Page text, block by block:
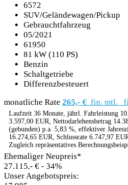
6572
SUV/Geländewagen/Pickup
Gebrauchtfahrzeug
05/2021
61950
81 kW (110 PS)
Benzin
Schaltgetriebe
Differenzbesteuert
monatliche Rate 265,- € fin. mtl.
Laufzeit 36 Monate, jährl. Fahrleistung
3.597,00 EUR, Nettodarlehensbetrag
(gebunden) p.a. 5,83 %, effektiver
16.274,65 EUR, Schlussrate 6.747,97
Zugleich repräsentatives
Ehemaliger Neupreis*
27.115,- € - 34%
Unser Angebotspreis: